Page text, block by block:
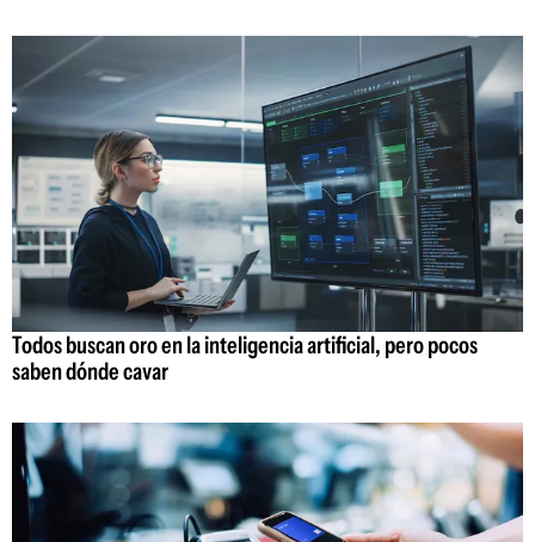
Todos buscan oro en la inteligencia artificial, pero pocos
saben dónde cavar